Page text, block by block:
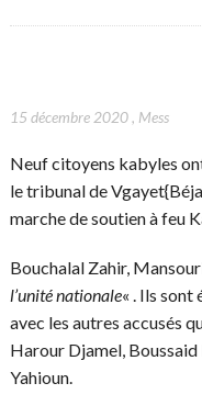
15 décembre 2020, Mess
Neuf citoyens kabyles
le tribunal de
marche de soutien à feu
Bouchalal Zahir,
l’unité nationale« . Ils sont
avec les autres accusés
Harour Djamel, Boussaid
Yahioun.